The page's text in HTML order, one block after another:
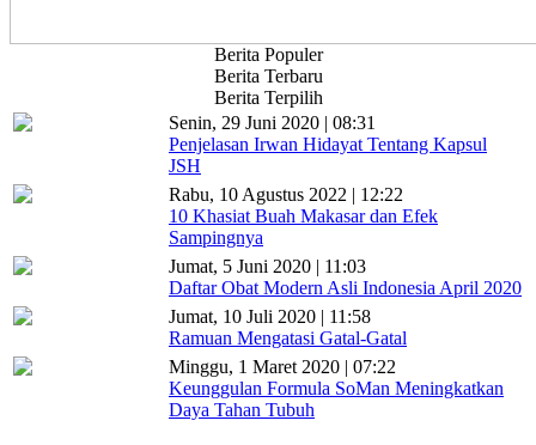
Berita Populer
Berita Terbaru
Berita Terpilih
Senin, 29 Juni 2020 | 08:31
Penjelasan Irwan Hidayat Tentang Kapsul
JSH
Rabu, 10 Agustus 2022 | 12:22
10 Khasiat Buah Makasar dan Efek
Sampingnya
Jumat, 5 Juni 2020 | 11:03
Daftar Obat Modern Asli Indonesia April 2020
Jumat, 10 Juli 2020 | 11:58
Ramuan Mengatasi Gatal-Gatal
Minggu, 1 Maret 2020 | 07:22
Keunggulan Formula SoMan Meningkatkan
Daya Tahan Tubuh